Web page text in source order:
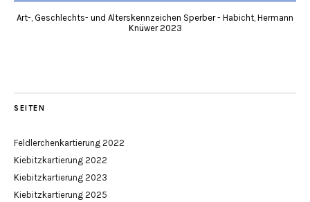
Art-, Geschlechts- und Alterskennzeichen Sperber - Habicht, Hermann
Knüwer 2023
SEITEN
Feldlerchenkartierung 2022
Kiebitzkartierung 2022
Kiebitzkartierung 2023
Kiebitzkartierung 2025